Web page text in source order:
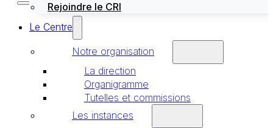
Rejoindre le CRI
Le Centre
Notre organisation
La direction
Organigramme
Tutelles et commissions
Les instances